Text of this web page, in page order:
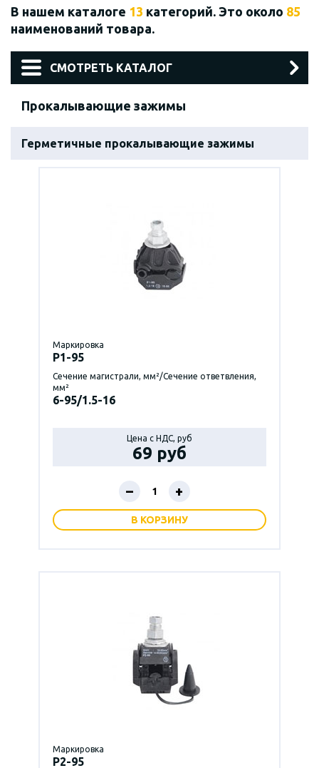
В нашем каталоге 13 категорий. Это около 85
наименований товара.
СМОТРЕТЬ КАТАЛОГ
Прокалывающие зажимы
Герметичные прокалывающие зажимы
Маркировка
P1-95
Сечение магистрали, мм²/Сечение ответвления,
мм²
6-95/1.5-16
Цена с НДС, руб
69 руб
– +
В КОРЗИНУ
Маркировка
P2-95